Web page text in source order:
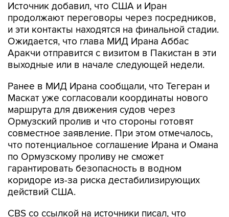
Источник добавил, что США и Иран
продолжают переговоры через посредников,
и эти контакты находятся на финальной стадии.
Ожидается, что глава МИД Ирана Аббас
Аракчи отправится с визитом в Пакистан в эти
выходные или в начале следующей недели.
Ранее в МИД Ирана сообщали, что Тегеран и
Маскат уже согласовали координаты нового
маршрута для движения судов через
Ормузский пролив и что стороны готовят
совместное заявление. При этом отмечалось,
что потенциальное соглашение Ирана и Омана
по Ормузскому проливу не сможет
гарантировать безопасность в водном
коридоре из-за риска дестабилизирующих
действий США.
CBS со ссылкой на источники писал, что